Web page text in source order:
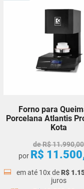
Forno para
Porcelana Atlantis
Kota
deR$11.990,00
por R$ 11 .500
em até 10x deR$ 1.
juros